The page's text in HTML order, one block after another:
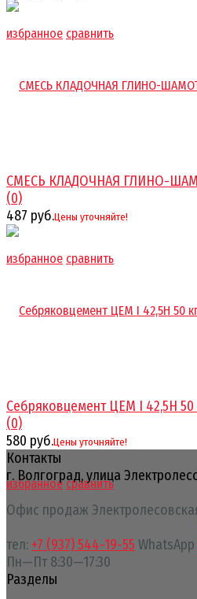
избранное сравнить
избранное сравнить
СМЕСЬ КЛАДОЧНАЯ ГЛИНО-
(0)
487 руб.Цены уточняйте!
избранное сравнить
Себряковцемент ЦЕМ I 42,5Н
(0)
580 руб.Цены уточняйте!
Контакты
г. Волгоград, улица
Офис продаж
тел: +7 (937) 544-19-55 WhatsApp
Пн—Пт 8:30—17:30
Разделы